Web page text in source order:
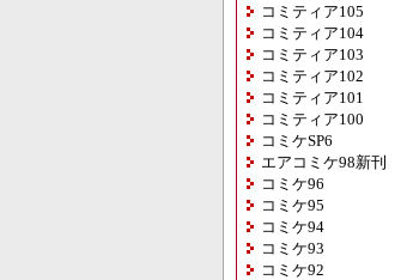
コミティア105
コミティア104
コミティア103
コミティア102
コミティア101
コミティア100
コミケSP6
エアコミケ98新刊
コミケ96
コミケ95
コミケ94
コミケ93
コミケ92